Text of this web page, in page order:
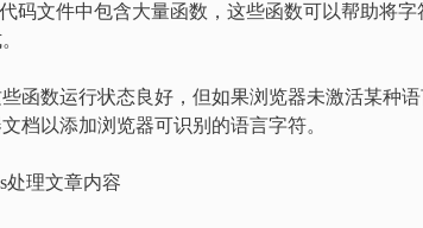
代码文件中包含大量函数，这些函数可以帮助将
函数运行状态良好，但如果浏览器未激活某种
档以添加浏览器可识别的语言字符。
处理文章内容